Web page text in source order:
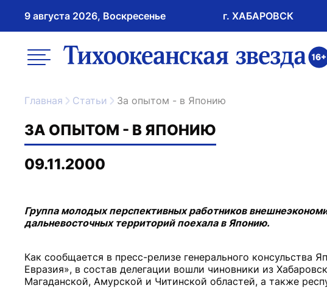
9 августа 2026, Воскресенье г. ХАБАРОВСК
меню ссылка на главную
Главная Статьи За опытом - в Японию
ЗА ОПЫТОМ - В ЯПОНИЮ
09.11.2000
Группа молодых перспективных работников
дальневосточных территорий поехала в Японию.
Как сообщается в пресс-релизе генерального консульства
Евразия», в состав делегации вошли чиновники из
Магаданской, Амурской и Читинской областей, а также